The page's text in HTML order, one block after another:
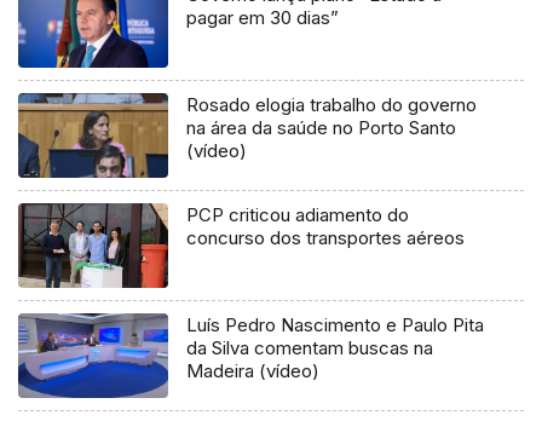
pagar em 30 dias”
Rosado elogia trabalho do governo
na área da saúde no Porto Santo
(vídeo)
PCP criticou adiamento do
concurso dos transportes aéreos
Luís Pedro Nascimento e Paulo Pita
da Silva comentam buscas na
Madeira (vídeo)